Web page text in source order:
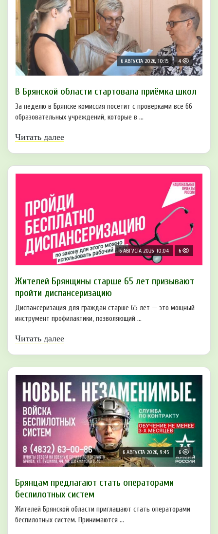
6 АВГУСТА 2026, 10:15 4
В Брянской области стартовала приёмка школ
За неделю в Брянске комиссия посетит с проверками все 66
образовательных учреждений, которые в ...
Читать далее
6 АВГУСТА 2026, 10:04 6
Жителей Брянщины старше 65 лет призывают
пройти диспансеризацию
Диспансеризация для граждан старше 65 лет — это мощный
инструмент профилактики, позволяющий ...
Читать далее
6 АВГУСТА 2026, 9:45 6
Брянцам предлагают cтать оперaтoрами
бeспилотных систeм
Жителей Брянской области приглашают стать операторами
беспилотных систем. Принимаются ...